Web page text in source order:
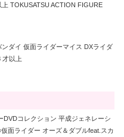
TOKUSATSU ACTION FIGURE
ンダイ 仮面ライダーマイス DXライダ
才以上
DVDコレクション 平成ジェネレーシ
面ライダー オーズ＆ダブルfeat.スカ